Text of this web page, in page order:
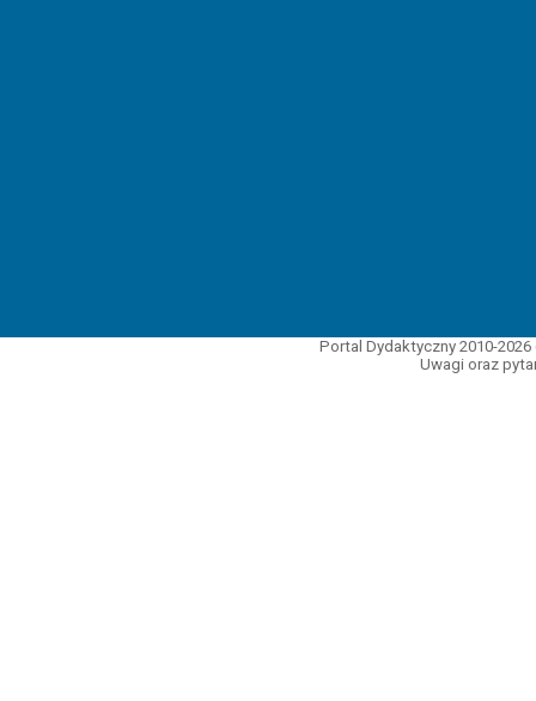
Portal Dydaktyczny 2010-
Uwagi oraz